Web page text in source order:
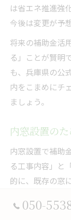
は省エネ推進強
今後は変更が予
将来の補助金活
る」ことが賢明
も、兵庫県の公
内をこまめにチ
ましょう。
内窓設置の
内窓設置で補助
る工事内容」と
的に、既存の窓
フォームが対
基準を満たす必
050-